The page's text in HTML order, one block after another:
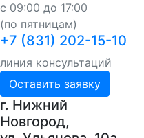
с 09:00 до 17:00
(по пятницам)
+7 (831) 202-15-10
линия консультаций
Оставить заявку
г. Нижний
Новгород,